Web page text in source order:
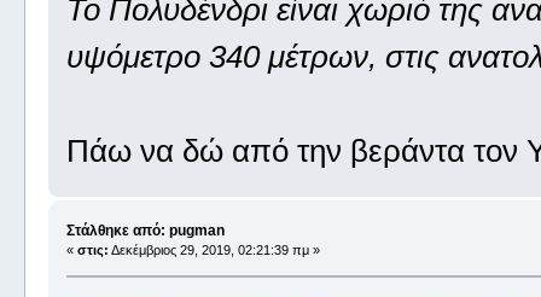
Το Πολυδένδρι είναι χωριό της
υψόμετρο 340 μέτρων, στις
Πάω να δώ από την βεράντα τον
Στάλθηκε από: pugman
« στις: Δεκέμβριος 29, 2019, 02:21:39 πμ »